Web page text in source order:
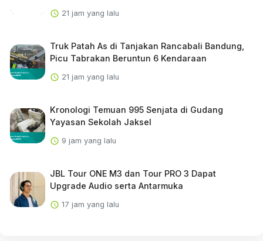
21 jam yang lalu
Truk Patah As di Tanjakan Rancabali Bandung,
Picu Tabrakan Beruntun 6 Kendaraan
21 jam yang lalu
Kronologi Temuan 995 Senjata di Gudang
Yayasan Sekolah Jaksel
9 jam yang lalu
JBL Tour ONE M3 dan Tour PRO 3 Dapat
Upgrade Audio serta Antarmuka
17 jam yang lalu